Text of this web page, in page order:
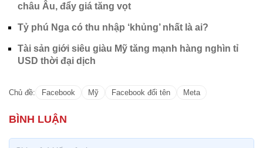
châu Âu, đẩy giá tăng vọt
Tỷ phú Nga có thu nhập ‘khủng’ nhất là ai?
Tài sản giới siêu giàu Mỹ tăng mạnh hàng nghìn tỉ
USD thời đại dịch
Chủ đề: Facebook Mỹ Facebook đổi tên Meta